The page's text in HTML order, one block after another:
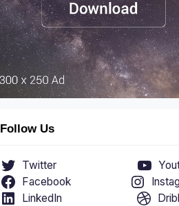
Follow Us
Twitter
Facebook
LinkedIn